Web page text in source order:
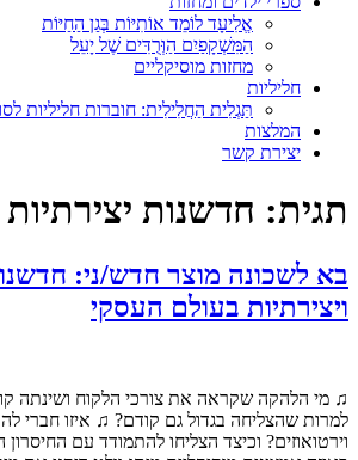
אֱלִיעָד לוֹמֵד אוֹתִיּוֹת בְּגַן הַחַיּוֹת
הַמִּשְׁקָפַיִם הַוְּרֻדִּים שֶׁל יָעֵל
מחזות מוסיקליים
חליליות
תַּגְלִית הַחֲלִילִית: חוברות חליליות
המלצות
יצירת קשר
תגית: חדשנות יצירתיות
בא לשכונה מוצר חדש/ני:
ויצירתיות בעולם העסקי
♫ מי הלהקה שקראה את צורכי הלקוח ושינתה
למרות שהצליחה בגדול גם קודם? ♫ איזו חברי
וירטואוזים? וכיצד הצליחו להתמודד עם